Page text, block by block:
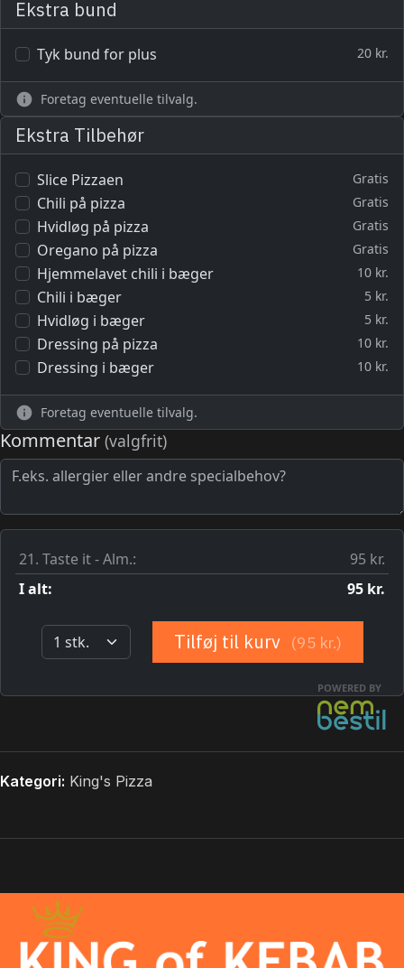
Kategori: King's Pizza